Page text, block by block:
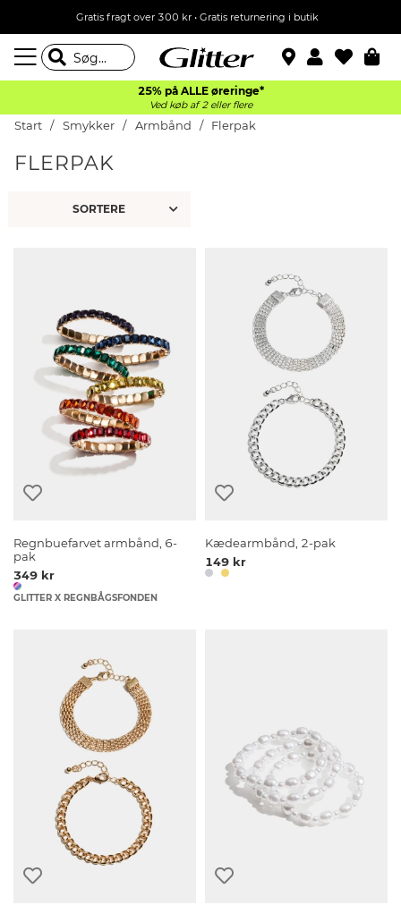
Gratis fragt over 300 kr • Gratis returnering i butik
25% på ALLE øreringe*
Ved køb af 2 eller flere
Start Smykker Armbånd Flerpak
FLERPAK
Regnbuefarvet armbånd, 6-
pak
349 kr
GLITTER X REGNBÅGSFONDEN
Kædearmbånd, 2-pak
149 kr